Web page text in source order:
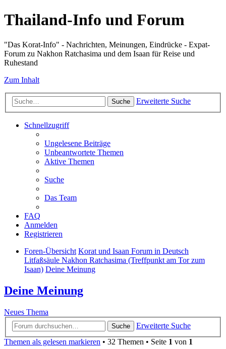
Thailand-Info und Forum
"Das Korat-Info" - Nachrichten, Meinungen, Eindrücke - Expat-
Forum zu Nakhon Ratchasima und dem Isaan für Reise und
Ruhestand
Zum Inhalt
Suche Erweiterte Suche
Schnellzugriff
Ungelesene Beiträge
Unbeantwortete Themen
Aktive Themen
Suche
Das Team
FAQ
Anmelden
Registrieren
Foren-Übersicht Korat und Isaan Forum in Deutsch
Litfaßsäule Nakhon Ratchasima (Treffpunkt am Tor zum
Isaan) Deine Meinung
Deine Meinung
Neues Thema
Suche
Erweiterte Suche
Themen als gelesen markieren • 32 Themen • Seite 1 von 1